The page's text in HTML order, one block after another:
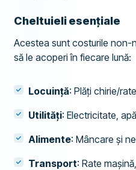
Cheltuieli esențiale
Acestea sunt costurile non-
să le acoperi în fiecare lună:
Locuință: Plăți chirie/
Utilități: Electricitate,
Alimente: Mâncare și
Transport: Rate